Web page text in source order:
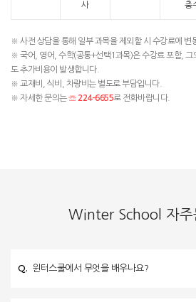
사
충
※ 사전 상담을 통해 일부 과목을 제외할 시 수강료에 변
※ 국어, 영어, 수학(공통+선택1과목)은 수강료 포함, 그
도 추가비용이 발생합니다.
※ 교재비, 식비, 차량비는 별도로 부담입니다.
※ 자세한 문의는☏ 224-6655로 전화바랍니다.
Winter School 자주
Q. 윈터스쿨에서 무엇을 배우나요?